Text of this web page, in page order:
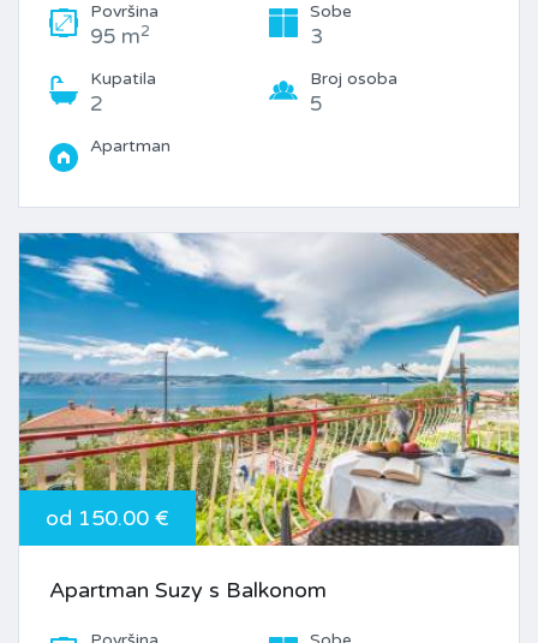
Površina
95 m2
Sobe
3
Kupatila
2
Broj osoba
5
Apartman
od 150.00 €
Apartman Suzy s Balkonom